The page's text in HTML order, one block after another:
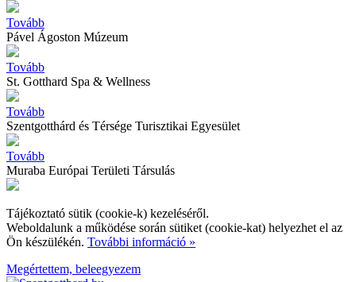
Tovább
Pável Ágoston Múzeum
Tovább
St. Gotthard Spa & Wellness
Tovább
Szentgotthárd és Térsége Turisztikai Egyesület
Tovább
Muraba Európai Területi Társulás
Tájékoztató sütik (cookie-k) kezeléséről.
Weboldalunk a működése során sütiket (cookie-kat) helyezhet el az
Ön készülékén. További információ »
Megértettem, beleegyezem